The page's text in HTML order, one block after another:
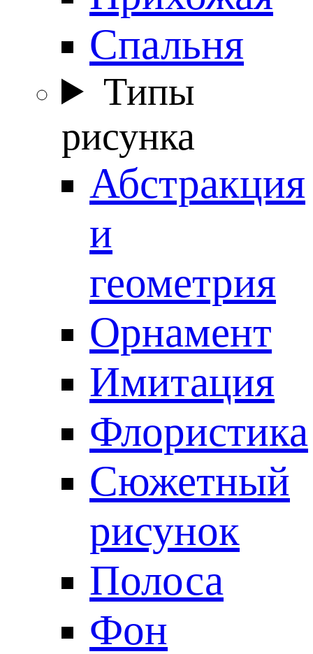
Спальня
Типы
рисунка
Абстракция
и
геометрия
Орнамент
Имитация
Флористика
Сюжетный
рисунок
Полоса
Фон